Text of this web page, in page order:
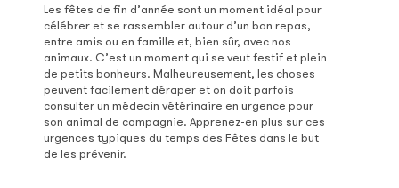
Les fêtes de fin d’année sont un moment idéal pour
célébrer et se rassembler autour d’un bon repas,
entre amis ou en famille et, bien sûr, avec nos
animaux. C’est un moment qui se veut festif et plein
de petits bonheurs. Malheureusement, les choses
peuvent facilement déraper et on doit parfois
consulter un médecin vétérinaire en urgence pour
son animal de compagnie. Apprenez-en plus sur ces
urgences typiques du temps des Fêtes dans le but
de les prévenir.